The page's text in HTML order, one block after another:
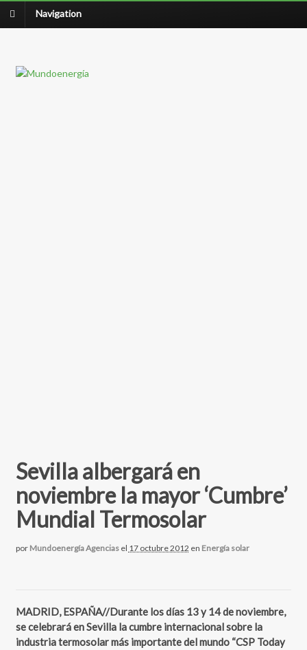
Navigation
Sevilla albergará en
noviembre la mayor ‘Cumbre’
Mundial Termosolar
por Mundoenergía Agencias el 17 octubre 2012 en Energía solar
MADRID, ESPAÑA//Durante los días 13 y 14 de noviembre,
se celebrará en Sevilla la cumbre internacional sobre la
industria termosolar más importante del mundo “CSP Today